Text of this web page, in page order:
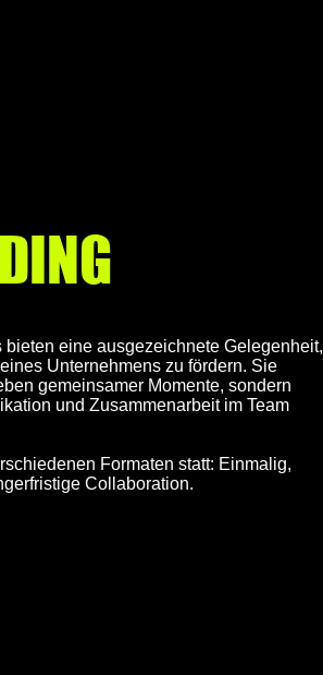
eine ausgezeichnete Gelegenheit,
Unternehmens zu fördern. Sie
gemeinsamer Momente, sondern
und Zusammenarbeit im Team
Formaten statt: Einmalig,
Collaboration.